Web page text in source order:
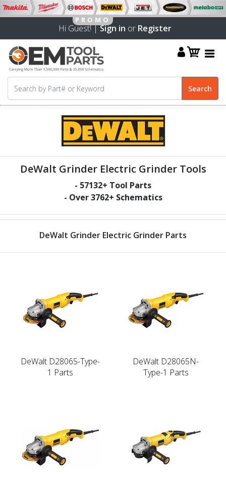
Hi Guest! |Sign in or Register
DeWalt Grinder Electric Grinder Tools
- 57132+ Tool Parts
- Over3762+ Schematics
DeWalt Grinder Electric Grinder Parts
DeWalt D28065-Type-
1 Parts
DeWalt D28065N-
Type-1 Parts